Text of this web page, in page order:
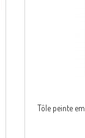
Tôle peinte